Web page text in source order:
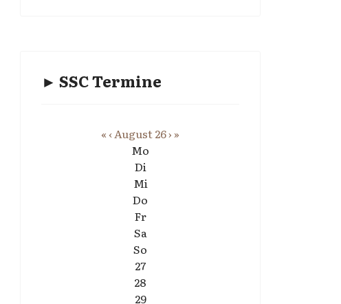
► SSC Termine
« ‹August 26› »
Mo
Di
Mi
Do
Fr
Sa
So
27
28
29